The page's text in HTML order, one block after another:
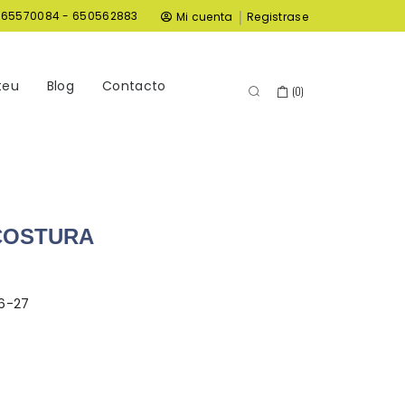
- 650562883 Mi cuenta | Registrase
Blog Contacto (0)
27